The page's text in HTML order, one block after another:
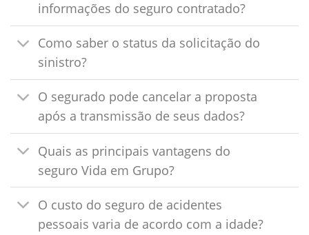
informações do seguro contratado?
Como saber o status da solicitação do
sinistro?
O segurado pode cancelar a proposta
após a transmissão de seus dados?
Quais as principais vantagens do
seguro Vida em Grupo?
O custo do seguro de acidentes
pessoais varia de acordo com a idade?